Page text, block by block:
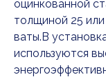
оцинкованной
толщиной 25
ваты.В
используются